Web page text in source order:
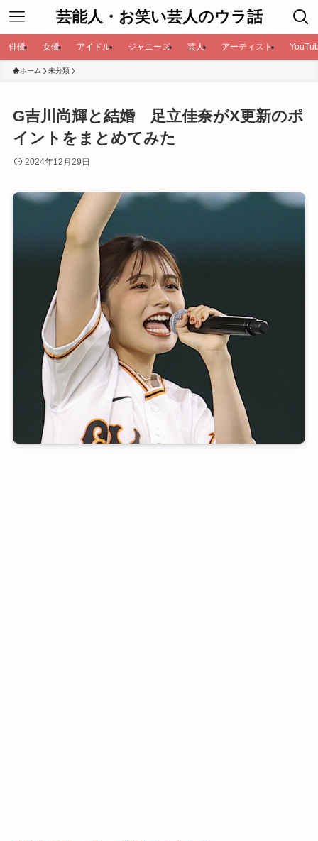
芸能人・お笑い芸人のウラ話
俳優 女優 アイドル ジャニーズ 芸人 アーティスト
ホーム 未分類
G吉川尚輝と結婚 足立佳奈がX更新のポ
イントをまとめてみた
2024年12月29日